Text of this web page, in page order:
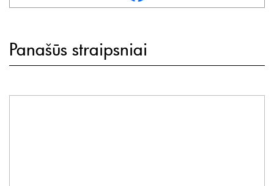
Panašūs straipsniai